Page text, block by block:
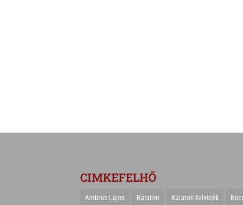
CIMKEFELHŐ
Ambrus Lajos Balaton Balaton-felvidék